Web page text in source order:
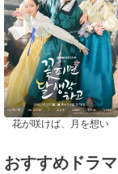
花が咲けば、月を想い
おすすめドラマ